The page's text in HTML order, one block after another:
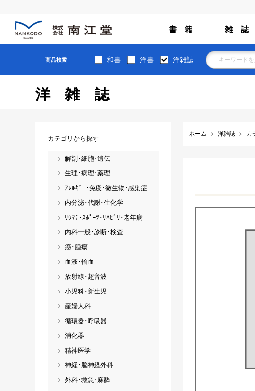
書 籍 雑 誌
商品検索 和書 洋書 洋雑誌
洋雑誌
ホーム 洋雑誌 カ
カテゴリから探す
解剖･細胞･遺伝
生理･病理･薬理
ｱﾚﾙｷﾞｰ･免疫･微生物･感染症
内分泌･代謝･生化学
ﾘｳﾏﾁ･ｽﾎﾟｰﾂ･ﾘﾊﾋﾞﾘ･老年病
内科一般･診断･検査
癌･腫瘍
血液･輸血
放射線･超音波
小児科･新生児
産婦人科
循環器･呼吸器
消化器
精神医学
神経･脳神経外科
外科･救急･麻酔